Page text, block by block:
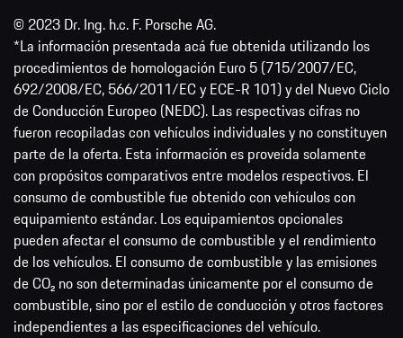
© 2023 Dr. Ing. h.c. F. Porsche AG.
*La información presentada acá fue obtenida utilizando los
procedimientos de homologación Euro 5 (715/2007/EC,
692/2008/EC, 566/2011/EC y ECE-R 101) y del Nuevo Ciclo
de Conducción Europeo (NEDC). Las respectivas cifras no
fueron recopiladas con vehículos individuales y no constituyen
parte de la oferta. Esta información es proveída solamente
con propósitos comparativos entre modelos respectivos. El
consumo de combustible fue obtenido con vehículos con
equipamiento estándar. Los equipamientos opcionales
pueden afectar el consumo de combustible y el rendimiento
de los vehículos. El consumo de combustible y las emisiones
de CO₂ no son determinadas únicamente por el consumo de
combustible, sino por el estilo de conducción y otros factores
independientes a las especificaciones del vehículo.